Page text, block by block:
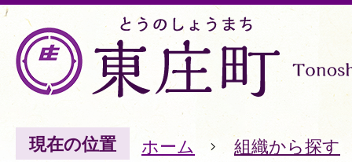
現在の位置 ホーム 組織から探す